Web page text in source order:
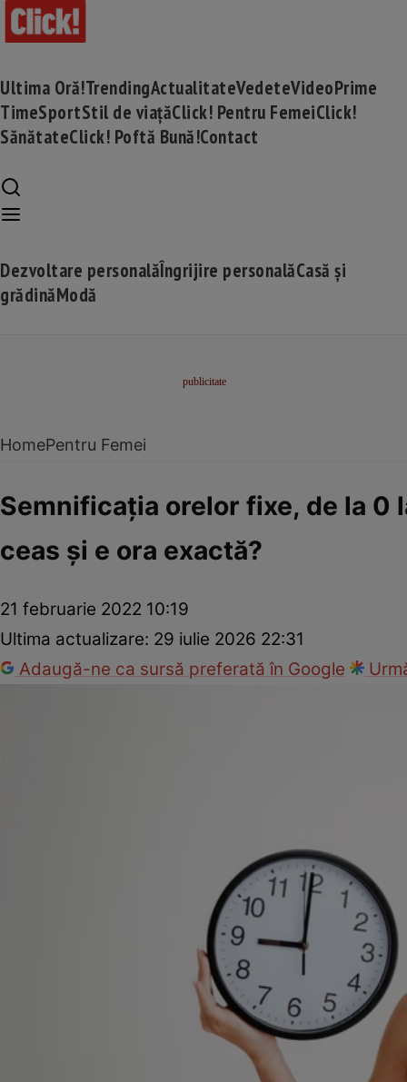
Ultima Oră!TrendingActualitateVedeteVideoPrime
TimeSportStil de viațăClick! Pentru FemeiClick!
SănătateClick! Poftă Bună!Contact
Dezvoltare personalăÎngrijire personalăCasă și
grădinăModă
HomePentru Femei
Semnificaţia orelor fixe, de la 0
ceas şi e ora exactă?
21 februarie 2022 10:19
Ultima actualizare: 29 iulie 2026 22:31
Adaugă-ne ca sursă preferată în Google